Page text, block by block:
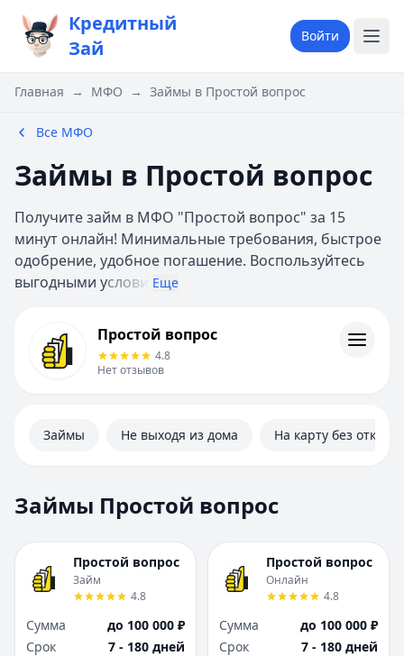
Кредитный
Зай
Войти
Главная → МФО → Займы в Простой вопрос
Все МФО
Займы в Простой вопрос
Получите займ в МФО "Простой вопрос" за 15
минут онлайн! Минимальные требования, быстрое
одобрение, удобное погашение. Воспользуйтесь
выгодными услови Еще
ИнформацияПростой вопрос
4.8
Нет отзывов
Займы Не выходя из дома На карту без отказа
Займы Простой вопрос
Простой вопрос
Займ
4.8
Сумма
до 100 000 ₽
Срок
7 - 180 дней
Простой вопрос
Онлайн
4.8
Сумма
до 100 000 ₽
Срок
7 - 180 дней